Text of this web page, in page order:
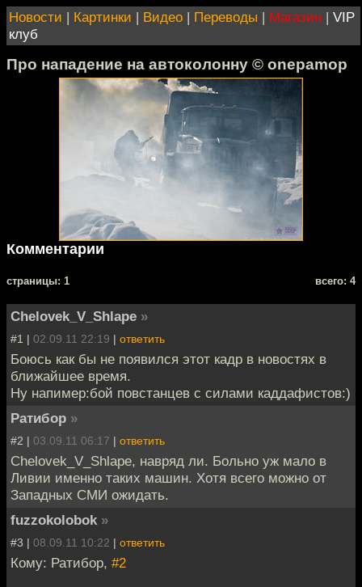
Новости | Картинки | Видео | Переводы | Магазин | VIP
клуб
Про нападение на автоколонну © onepamop
Комментарии
cтраницы: 1 всего: 4
Chelovek_V_Shlape »
#1 | 02.09.11 22:19 | ответить
Боюсь как бы не появился этот кадр в новостях в
ближайшее время.
Ну напимер:бой повстанцев с силами каддафистов:)
Ратибор »
#2 | 03.09.11 06:17 | ответить
Chelovek_V_Shlape, навряд ли. Больно уж мало в
Ливии именно таких машин. Хотя всего можно от
Западных СМИ ожидать.
fuzzokolobok »
#3 | 08.09.11 10:22 | ответить
Кому: Ратибор, #2